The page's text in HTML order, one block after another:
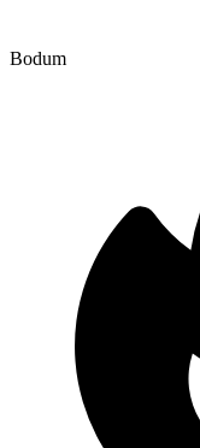
Bodum